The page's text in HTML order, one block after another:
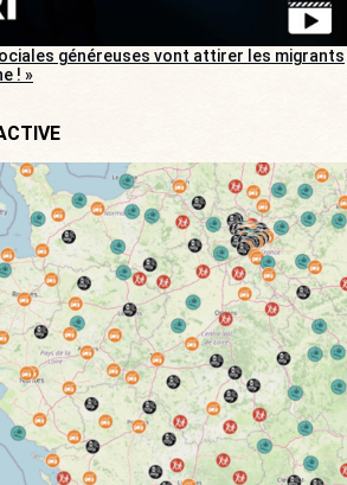
généreuses vont attirer les migrants
! »